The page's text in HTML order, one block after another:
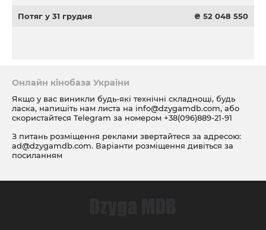
Потяг у 31 грудня ₴ 52 048 550
Онлайн кінобаза України
Якщо у вас виникли будь-які технічні складнощі, будь
ласка, напишіть нам листа на info@dzygamdb.com, або
скористайтеся Telegram за номером +38(096)889-21-91
З питань розміщення реклами звертайтеся за адресою:
ad@dzygamdb.com. Варіанти розміщення дивіться за
посиланням